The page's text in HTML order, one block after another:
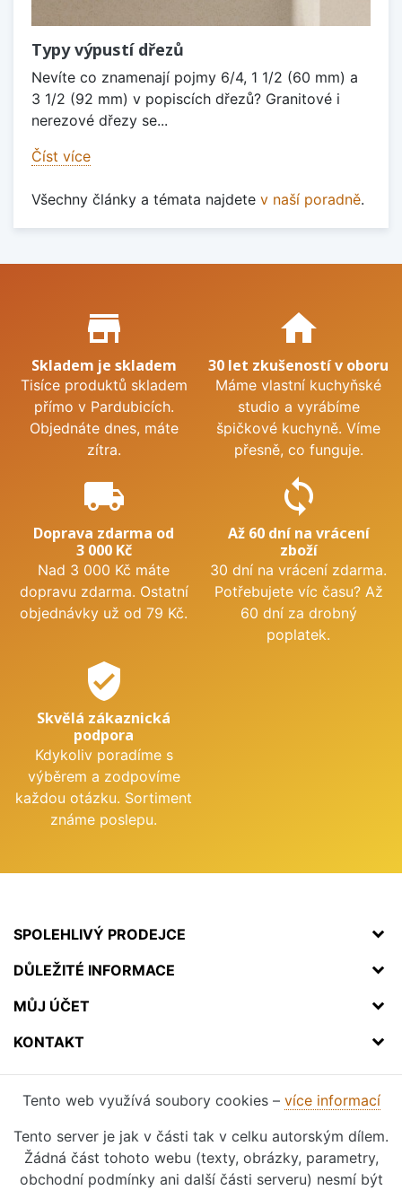
Typy výpustí dřezů
Nevíte co znamenají pojmy 6/4, 1 1/2 (60 mm) a
3 1/2 (92 mm) v popiscích dřezů? Granitové i
nerezové dřezy se...
Číst více
Všechny články a témata najdete v naší poradně.
Proč nakupovat u nás?
store_mall_directory
Skladem je skladem
Tisíce produktů skladem
přímo v Pardubicích.
Objednáte dnes, máte
zítra.
home
30 let zkušeností v oboru
Máme vlastní kuchyňské
studio a vyrábíme
špičkové kuchyně. Víme
přesně, co funguje.
local_shipping
Doprava zdarma od
3 000 Kč
Nad 3 000 Kč máte
dopravu zdarma. Ostatní
objednávky už od 79 Kč.
sync
Až 60 dní na vrácení
zboží
30 dní na vrácení zdarma.
Potřebujete víc času? Až
60 dní za drobný
poplatek.
verified_user
Skvělá zákaznická
podpora
Kdykoliv poradíme s
výběrem a zodpovíme
každou otázku. Sortiment
známe poslepu.
SPOLEHLIVÝ PRODEJCE
DŮLEŽITÉ INFORMACE
MŮJ ÚČET
KONTAKT
Tento web využívá soubory cookies – více informací
Tento server je jak v části tak v celku autorským dílem.
Žádná část tohoto webu (texty, obrázky, parametry,
obchodní podmínky ani další části serveru) nesmí být